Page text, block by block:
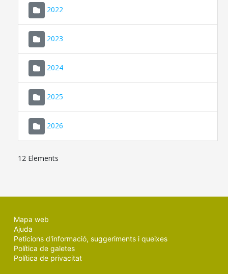
2022
2023
2024
2025
2026
12 Elements
Mapa web
Ajuda
Peticions d'informació, suggeriments i queixes
Política de galetes
Política de privacitat